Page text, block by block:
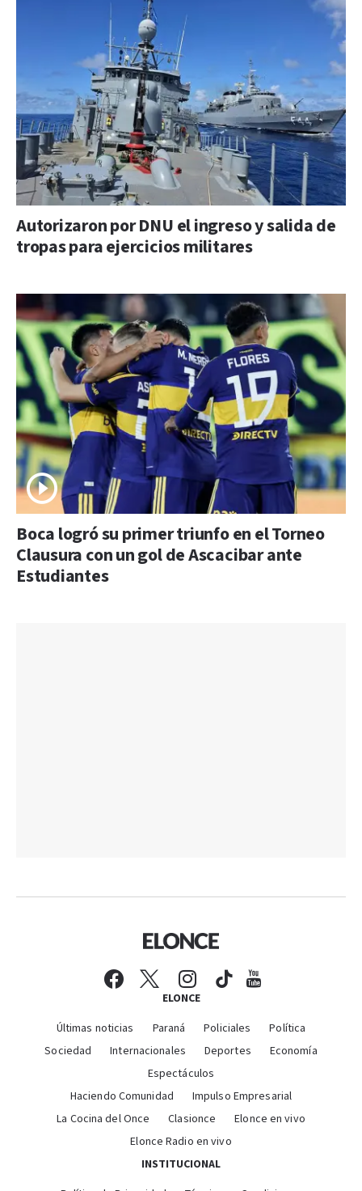
Autorizaron por DNU el ingreso y salida de
tropas para ejercicios militares
Boca logró su primer triunfo en el Torneo
Clausura con un gol de Ascacibar ante
Estudiantes
ELONCE
Últimas noticias Paraná Policiales
Política
Sociedad
Internacionales Deportes
Economía
Espectáculos
Haciendo Comunidad
Impulso Empresarial
La Cocina del Once
Clasionce
Elonce en vivo
Elonce Radio en vivo
INSTITUCIONAL